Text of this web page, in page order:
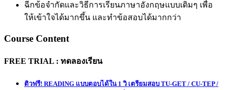
ฉีกข้อจำกัดและวิธีการเรียนภาษาอังกฤษแบบเดิมๆ เพื่อ
ให้เข้าใจได้มากขึ้น และทำข้อสอบได้มากกว่า
Course Content
FREE TRIAL : ทดลองเรียน
ติวฟรี! READING แบบตอบได้ใน 1 วิ เตรียมสอบ TU-GET / CU-TEP /